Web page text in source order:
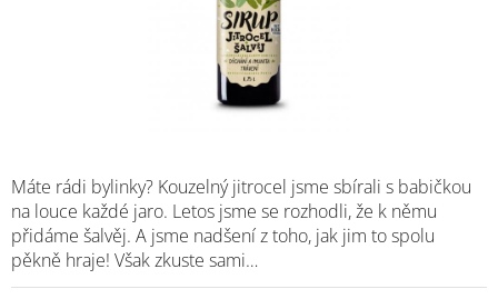
Máte rádi bylinky? Kouzelný jitrocel jsme sbírali s babičkou
na louce každé jaro. Letos jsme se rozhodli, že k němu
přidáme šalvěj. A jsme nadšení z toho, jak jim to spolu
pěkně hraje! Však zkuste sami…